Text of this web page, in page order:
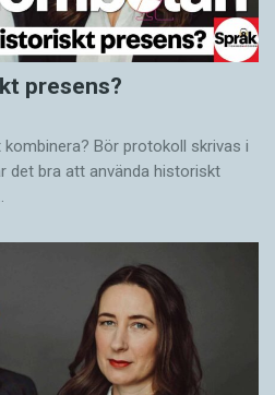
presens?
Bör protokoll skrivas i
det bra att använda historiskt